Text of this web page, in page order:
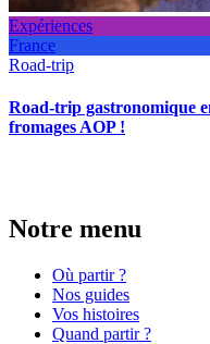
Expériences
France
Road-trip
Road-trip gastronomique
fromages AOP !
Notre menu
Où partir ?
Nos guides
Vos histoires
Quand partir ?